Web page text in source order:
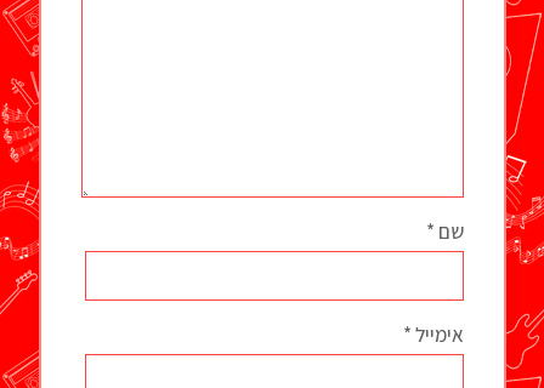
שם *
אימייל*